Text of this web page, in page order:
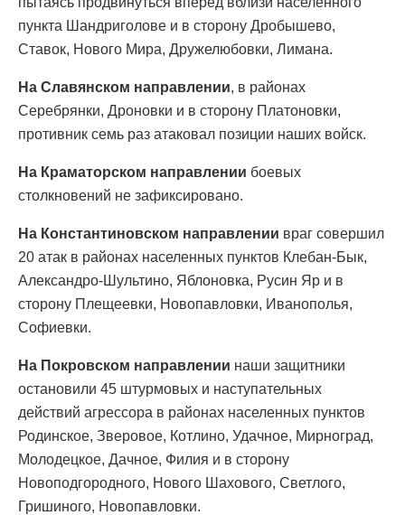
пункта Шандриголове и в сторону Дробышево,
Ставок, Нового Мира, Дружелюбовки, Лимана.
На Славянском направлении, в районах
Серебрянки, Дроновки и в сторону Платоновки,
противник семь раз атаковал позиции наших войск.
На Краматорском направлении боевых
столкновений не зафиксировано.
На Константиновском направлении враг совершил
20 атак в районах населенных пунктов Клебан-Бык,
Александро-Шультино, Яблоновка, Русин Яр и в
сторону Плещеевки, Новопавловки, Иванополья,
Софиевки.
На Покровском направлении наши защитники
остановили 45 штурмовых и наступательных
действий агрессора в районах населенных пунктов
Родинское, Зверовое, Котлино, Удачное, Мирноград,
Молодецкое, Дачное, Филия и в сторону
Новоподгородного, Нового Шахового, Светлого,
Гришиного, Новопавловки.